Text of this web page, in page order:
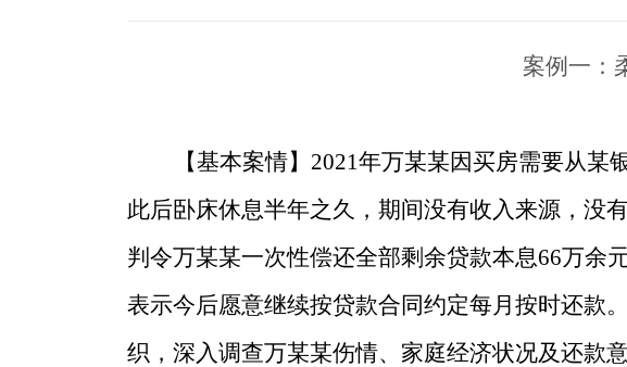
案例一：
【基本案情】 2021年万某某因买房需要从某
此后卧床休息半年之久，期间没有收入来源，没
判令万某某一次性偿还全部剩余贷款本息66万余
表示今后愿意继续按贷款合同约定每月按时还款
织，深入调查万某某伤情、家庭经济状况及还款